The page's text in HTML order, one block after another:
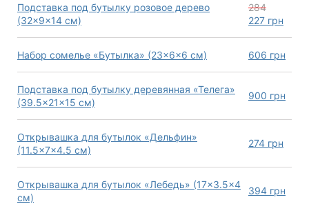
Подставка под бутылку розовое дерево
(32×9×14 см)
284
227 грн
Набор сомелье «Бутылка» (23×6×6 см) 606 грн
Подставка под бутылку деревянная «Телега»
(39.5×21×15 см)
900 грн
Открывашка для бутылок «Дельфин»
(11.5×7×4.5 см)
274 грн
Открывашка для бутылок «Лебедь» (17×3.5×4
см)
394 грн